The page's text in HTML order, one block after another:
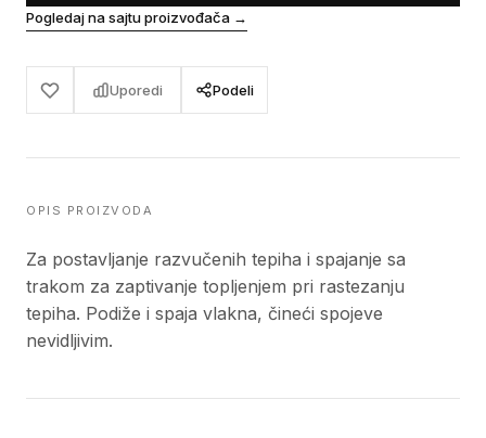
Pogledaj na sajtu proizvođača →
Uporedi Podeli
OPIS PROIZVODA
Za postavljanje razvučenih tepiha i spajanje sa
trakom za zaptivanje topljenjem pri rastezanju
tepiha. Podiže i spaja vlakna, čineći spojeve
nevidljivim.